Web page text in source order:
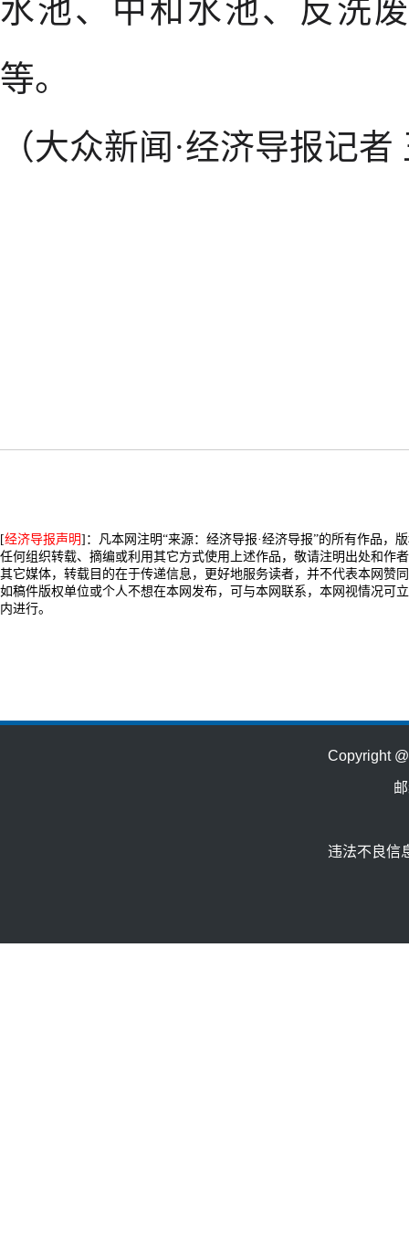
水池、中和水池、反洗
等。
（大众新闻·经济导报记者
[经济导报声明]：凡本网注明“来源：经济导报·经济导报”的所有作品，
任何组织转载、摘编或利用其它方式使用上述作品，敬请注明出处和作
其它媒体，转载目的在于传递信息，更好地服务读者，并不代表本网赞
如稿件版权单位或个人不想在本网发布，可与本网联系，本网视情况可
内进行。
Copyright
违法不良信